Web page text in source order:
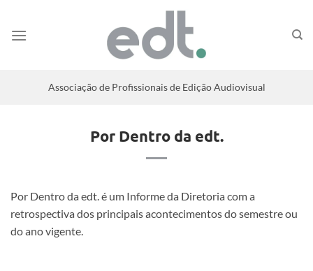
Associação de Profissionais de Edição Audiovisual
Por Dentro da edt.
Por Dentro da edt. é um Informe da Diretoria com a
retrospectiva dos principais acontecimentos do semestre ou
do ano vigente.